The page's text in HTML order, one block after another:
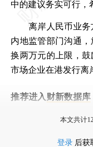
中的建议务实可行，
离岸人民币业务
内地监管部门沟通
换两万元的上限，
市场企业在港发行离
推荐进入 财新数据库
本文共计
登录 后获